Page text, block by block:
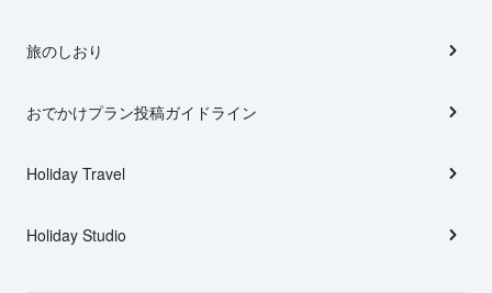
旅のしおり
おでかけプラン投稿ガイドライン
Holiday Travel
Holiday Studio